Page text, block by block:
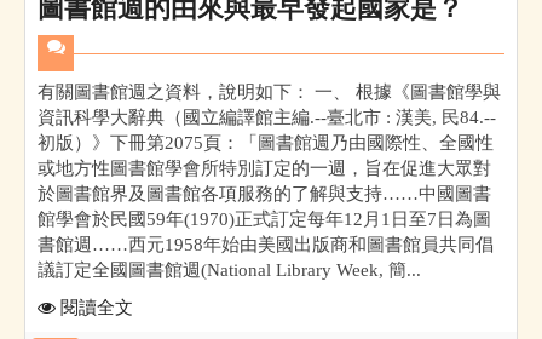
圖書館週的由來與最早發起國家是？
有關圖書館週之資料，說明如下： 一、 根據《圖書館學與
資訊科學大辭典（國立編譯館主編.--臺北市 : 漢美, 民84.--
初版）》下冊第2075頁：「圖書館週乃由國際性、全國性
或地方性圖書館學會所特別訂定的一週，旨在促進大眾對
於圖書館界及圖書館各項服務的了解與支持……中國圖書
館學會於民國59年(1970)正式訂定每年12月1日至7日為圖
書館週……西元1958年始由美國出版商和圖書館員共同倡
議訂定全國圖書館週(National Library Week, 簡...
閱讀全文